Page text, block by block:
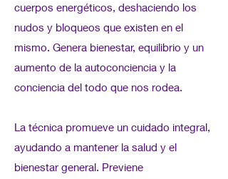
cuerpos energéticos, deshaciendo los
nudos y bloqueos que existen en el
mismo. Genera bienestar, equilibrio y un
aumento de la autoconciencia y la
conciencia del todo que nos rodea.
La técnica promueve un cuidado integral,
ayudando a mantener la salud y el
bienestar general. Previene